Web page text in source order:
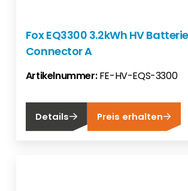
Fox EQ3300 3.2kWh HV
Connector A
Artikelnummer:FE-HV-EQS-3300
Details Preis erhalten